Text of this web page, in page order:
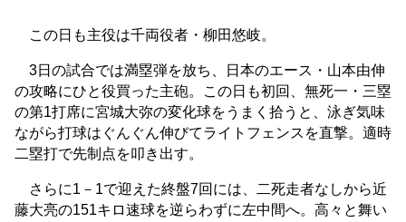
この日も主役は千両役者・柳田悠岐。
3日の試合では満塁弾を放ち、日本のエース・山本由伸
の攻略にひと役買った主砲。この日も初回、無死一・三塁
の第1打席に宮城大弥の変化球をうまく拾うと、泳ぎ気味
ながら打球はぐんぐん伸びてライトフェンスを直撃。適時
二塁打で先制点を叩き出す。
さらに1－1で迎えた終盤7回には、二死走者なしから近
藤大亮の151キロ速球を逆らわずに左中間へ。高々と舞い